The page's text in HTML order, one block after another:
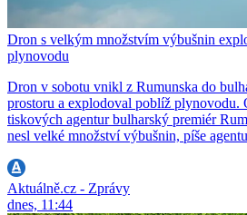
Dron s velkým množstvím výbušnin
plynovodu
Dron v sobotu vnikl z Rumunska do
prostoru a explodoval poblíž plynovodu.
tiskových agentur bulharský premiér
nesl velké množství výbušnin, píše
Aktuálně.cz - Zprávy
dnes, 11:44